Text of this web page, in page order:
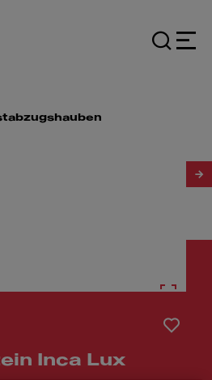
Inca Lux